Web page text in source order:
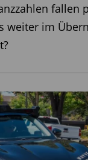
fallen
weiter im